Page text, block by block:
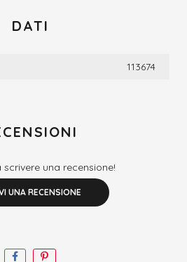
DATI
113674
scrivere una recensione!
UNA RECENSIONE